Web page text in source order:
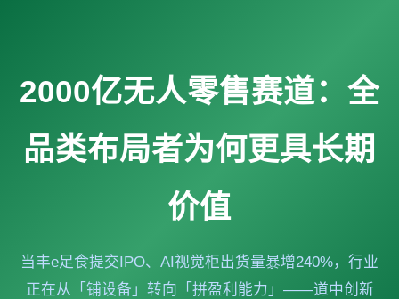
2000亿无人零售赛道：全
品类布局者为何更具长期
价值
当丰e足食提交IPO、AI视觉柜出货量暴增240%，行业
正在从「铺设备」转向「拼盈利能力」——道中创新